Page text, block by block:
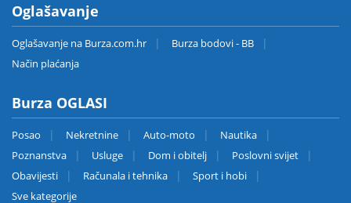
Oglašavanje
Oglašavanje na Burza.com.hr
Burza bodovi - BB
Način plaćanja
Burza OGLASI
Posao Nekretnine Auto-moto
Nautika
Poznanstva
Usluge Dom i obitelj
Poslovni svijet
Obavijesti
Računala i tehnika
Sport i hobi
Sve kategorije